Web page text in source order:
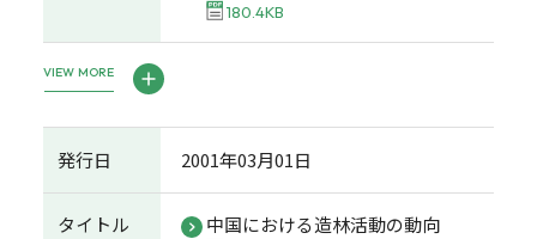
180.4KB
VIEW MORE
発行日 2001年03月01日
タイトル 中国における造林活動の動向